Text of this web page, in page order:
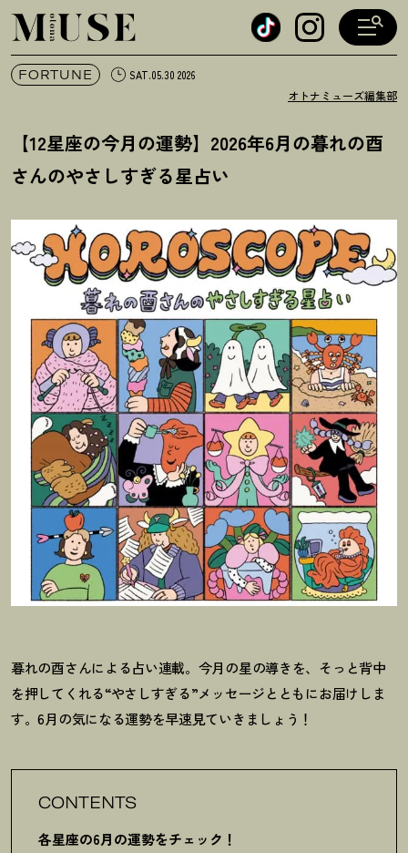
オトナミューズ ウェブ
FORTUNE SAT.05.30 2026
オトナミューズ編集部
【12星座の今月の運勢】2026年6月の暮れの酉
さんのやさしすぎる星占い
暮れの酉さんによる占い連載。今月の星の導きを、そっと背中
を押してくれる“やさしすぎる”メッセージとともにお届けしま
す。6月の気になる運勢を早速見ていきましょう ！
CONTENTS
各星座の6月の運勢をチェック ！